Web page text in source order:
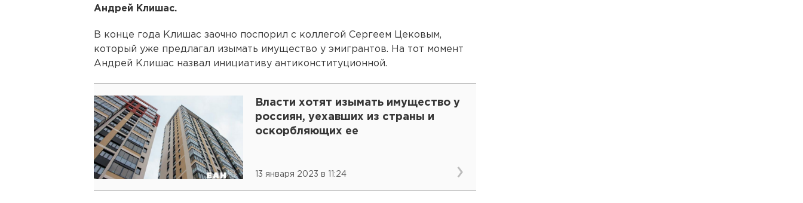
Андрей Клишас.
В конце года Клишас заочно поспорил с коллегой Сергеем Цековым,
который уже предлагал изымать имущество у эмигрантов. На тот момент
Андрей Клишас назвал инициативу антиконституционной.
Власти хотят изымать имущество у
россиян, уехавших из страны и
оскорбляющих ее
13 января 2023 в 11:24